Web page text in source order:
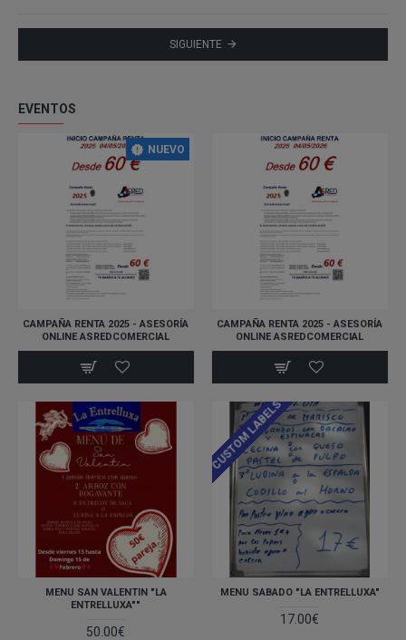
SIGUIENTE
EVENTOS
NUEVO
CAMPAÑA RENTA 2025 - ASESORÍA
ONLINE ASREDCOMERCIAL
CAMPAÑA RENTA 2025 - ASESORÍA
ONLINE ASREDCOMERCIAL
MENU SAN VALENTIN "LA
ENTRELLUXA""
50.00€
CUSTOM LABELS
MENU SABADO "LA ENTRELLUXA"
17.00€